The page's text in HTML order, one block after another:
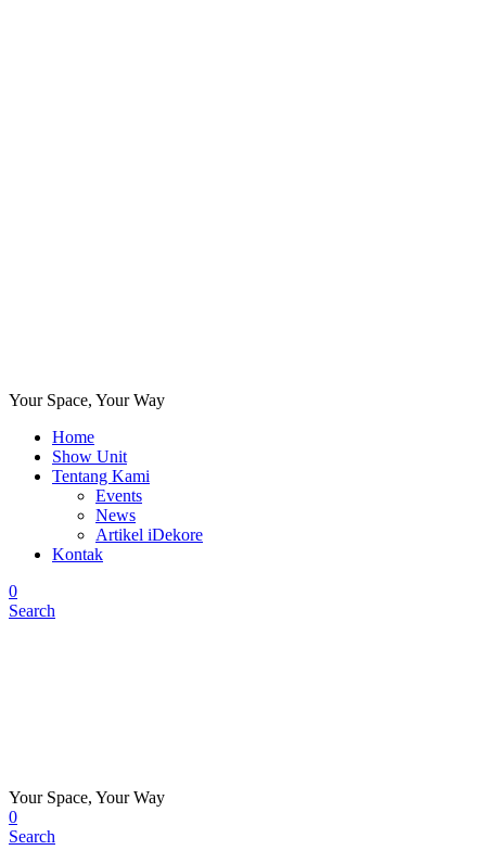
Your Space, Your Way
Home
Show Unit
Tentang Kami
Events
News
Artikel iDekore
Kontak
0
Search
Your Space, Your Way
0
Search